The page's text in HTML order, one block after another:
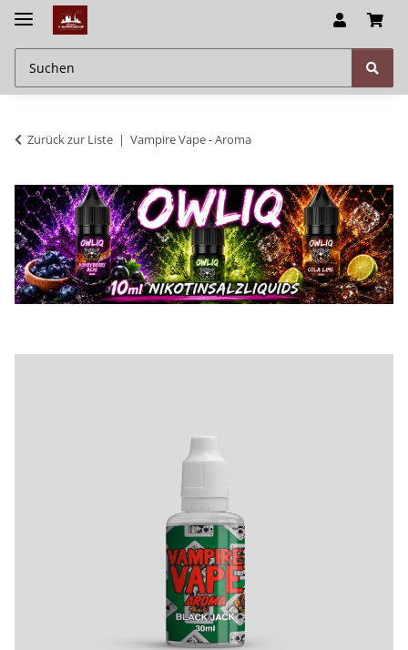
Zurück zur Liste Vampire Vape - Aroma